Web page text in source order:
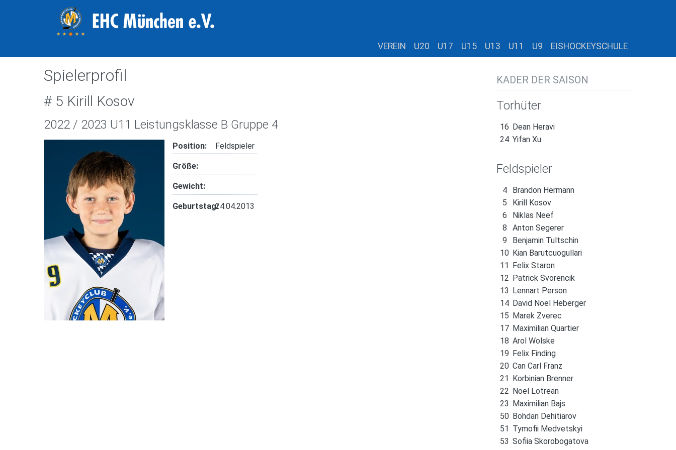
VEREIN U20 U17 U15 U13 U11 U9 EISHOCKEYSCHULE
Spielerprofil
# 5 Kirill Kosov
2022 / 2023 U11 Leistungsklasse B Gruppe 4
Position: Feldspieler
Größe:
Gewicht:
Geburtstag:24.04.2013
KADER DER SAISON
Torhüter
16 Dean Heravi
24 Yifan Xu
Feldspieler
4
Brandon Hermann
5
Kirill Kosov
6
Niklas Neef
8
Anton Segerer
9
Benjamin Tultschin
10 Kian Barutcuogullari
11 Felix Staron
12 Patrick Svorencik
13 Lennart Person
14 David Noel Heberger
15 Marek Zverec
17 Maximilian Quartier
18 Arol Wolske
19 Felix Finding
20 Can Carl Franz
21 Korbinian Brenner
22 Noel Lotrean
23 Maximilian Bajs
50 Bohdan Dehitiarov
51 Tymofii Medvetskyi
53 Sofiia Skorobogatova